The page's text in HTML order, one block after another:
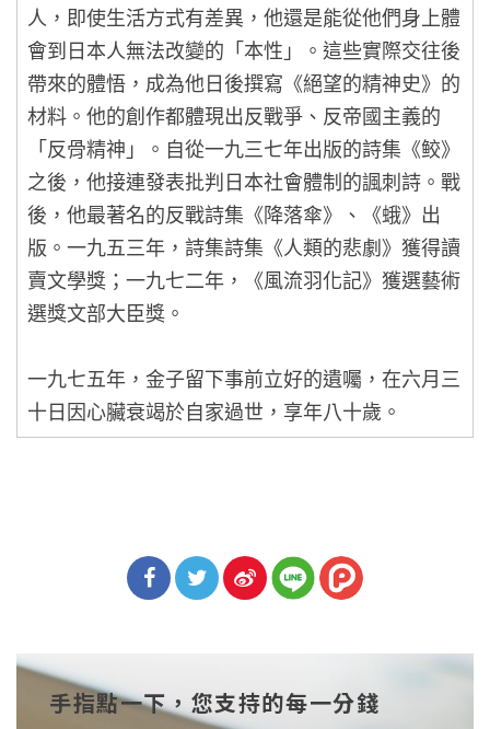
人，即使生活方式有差異，他還是能從他們身上體
會到日本人無法改變的「本性」。這些實際交往後
帶來的體悟，成為他日後撰寫《絕望的精神史》的
材料。他的創作都體現出反戰爭、反帝國主義的
「反骨精神」。自從一九三七年出版的詩集《鲛》
之後，他接連發表批判日本社會體制的諷刺詩。戰
後，他最著名的反戰詩集《降落傘》、《蛾》出
版。一九五三年，詩集詩集《人類的悲劇》獲得讀
賣文學獎；一九七二年，《風流羽化記》獲選藝術
選獎文部大臣獎。
一九七五年，金子留下事前立好的遺囑，在六月三
十日因心臟衰竭於自家過世，享年八十歲。
cebo witt
博
手指點一下，您支持的每一分錢